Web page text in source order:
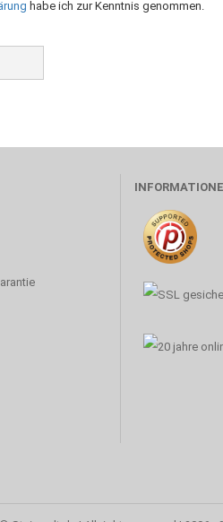
habe ich zur Kenntnis genommen.